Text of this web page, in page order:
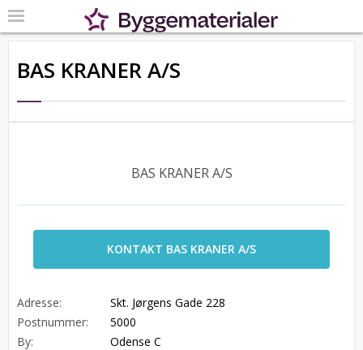
BAS KRANER A/S
BAS KRANER A/S
KONTAKT BAS KRANER A/S
Adresse:
Skt. Jørgens Gade 228
Postnummer:
5000
By:
Odense C